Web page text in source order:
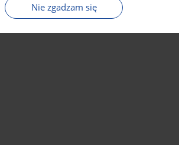
Nie zgadzam się